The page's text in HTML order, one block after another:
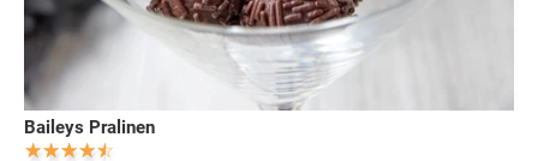
Baileys Pralinen